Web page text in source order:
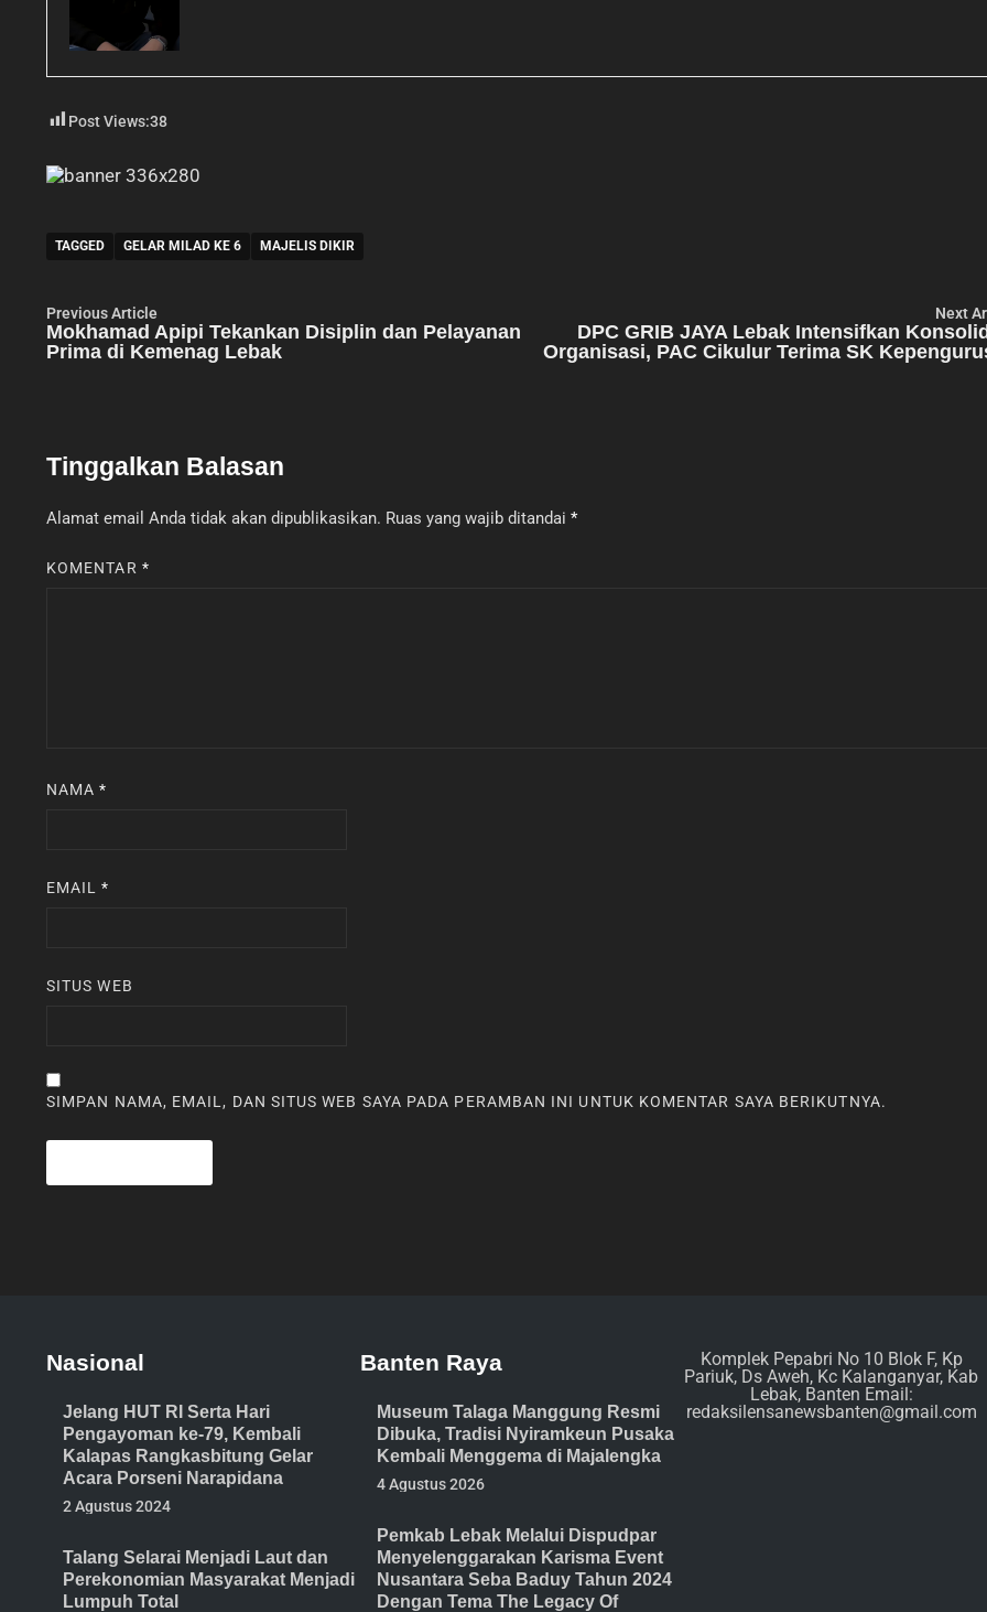
Post Views:38
TAGGED GELAR MILAD KE 6 MAJELIS DIKIR
Navigasi
pos
Previous Article
article:
Mokhamad Apipi Tekankan Disiplin dan Pelayanan
Prima di Kemenag Lebak
Next
DPC GRIB JAYA Lebak Intensifkan
Organisasi, PAC Cikulur Terima SK
Tinggalkan Balasan
Alamat email Anda tidak akan dipublikasikan. Ruas yang wajib ditandai *
KOMENTAR *
NAMA*
EMAIL*
SITUS WEB
SIMPAN NAMA, EMAIL, DAN SITUS WEB SAYA PADA PERAMBAN INI UNTUK KOMENTAR SAYA BERIKUTNYA.
Nasional
Jelang HUT RI Serta Hari
Pengayoman ke-79, Kembali
Kalapas Rangkasbitung Gelar
Acara Porseni Narapidana
2 Agustus 2024
Talang Selarai Menjadi Laut dan
Perekonomian Masyarakat Menjadi
Lumpuh Total
Banten Raya
Museum Talaga Manggung Resmi
Dibuka, Tradisi Nyiramkeun Pusaka
Kembali Menggema di Majalengka
4 Agustus 2026
Pemkab Lebak Melalui Dispudpar
Menyelenggarakan Karisma Event
Nusantara Seba Baduy Tahun 2024
Dengan Tema The Legacy Of
Komplek Pepabri No 10 Blok F, Kp
Pariuk, Ds Aweh, Kc Kalanganyar, Kab
Lebak, Banten Email:
redaksilensanewsbanten@gmail.com